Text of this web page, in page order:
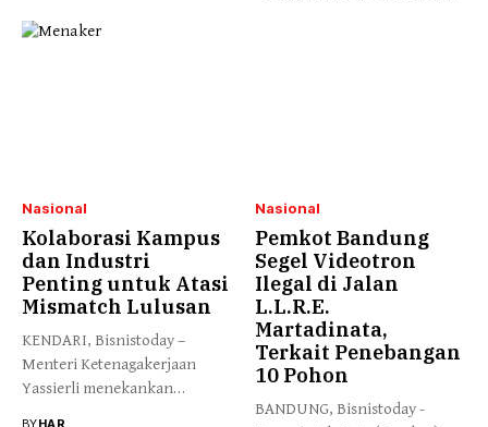
Nasional
Kolaborasi Kampus
dan Industri
Penting untuk Atasi
Mismatch Lulusan
KENDARI, Bisnistoday –
Menteri Ketenagakerjaan
Yassierli menekankan
BYHAR
Nasional
Pemkot Bandung
Segel Videotron
Ilegal di Jalan
L.L.R.E.
Martadinata,
Terkait Penebangan
10 Pohon
BANDUNG, Bisnistoday -